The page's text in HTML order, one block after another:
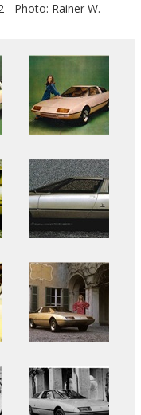
- Photo: Rainer W.